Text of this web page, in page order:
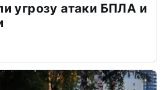
угрозу атаки БПЛА и